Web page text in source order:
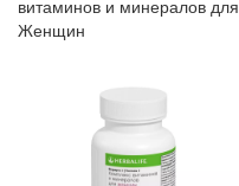
витаминов и минералов для
Женщин